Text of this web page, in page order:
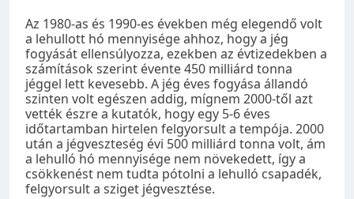
Az 1980-as és 1990-es években még elegendő volt
a lehullott hó mennyisége ahhoz, hogy a jég
fogyását ellensúlyozza, ezekben az évtizedekben a
számítások szerint évente 450 milliárd tonna
jéggel lett kevesebb. A jég éves fogyása állandó
szinten volt egészen addig, mígnem 2000-től azt
vették észre a kutatók, hogy egy 5-6 éves
időtartamban hirtelen felgyorsult a tempója. 2000
után a jégveszteség évi 500 milliárd tonna volt, ám
a lehulló hó mennyisége nem növekedett, így a
csökkenést nem tudta pótolni a lehulló csapadék,
felgyorsult a sziget jégvesztése.